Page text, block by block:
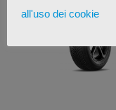
all'uso dei cookie